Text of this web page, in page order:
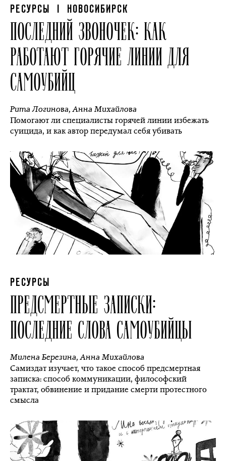
РЕСУРСЫ | НОВОСИБИРСК
ПОСЛЕДНИЙ ЗВОНОЧЕК: КАК
РАБОТАЮТ ГОРЯЧИЕ ЛИНИИ ДЛЯ
САМОУБИЙЦ
Рита Логинова,Анна Михайлова
Помогают ли специалисты горячей линии избежать
суицида, и как автор передумал себя убивать
РЕСУРСЫ
ПРЕДСМЕРТНЫЕ ЗАПИСКИ:
ПОСЛЕДНИЕ СЛОВА САМОУБИЙЦЫ
Милена Березина,Анна Михайлова
Самиздат изучает, что такое способ предсмертная
записка: способ коммуникации, философский
трактат, обвинение и придание смерти протестного
смысла